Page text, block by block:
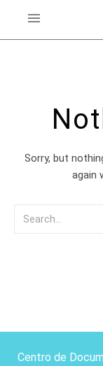
Sorry, but
again
Centro de